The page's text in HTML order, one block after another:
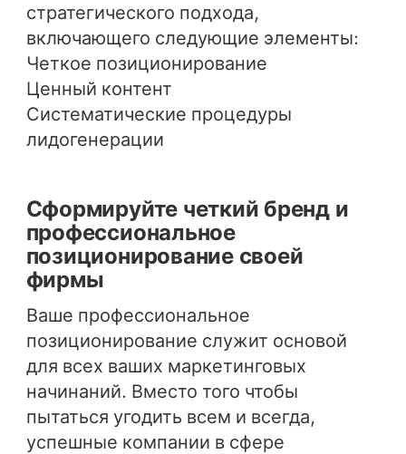
стратегического подхода,
включающего следующие элементы:
Четкое позиционирование
Ценный контент
Систематические процедуры
лидогенерации
Сформируйте четкий бренд и
профессиональное
позиционирование своей
фирмы
Ваше профессиональное
позиционирование служит основой
для всех ваших маркетинговых
начинаний. Вместо того чтобы
пытаться угодить всем и всегда,
успешные компании в сфере